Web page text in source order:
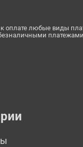
оплате любые виды